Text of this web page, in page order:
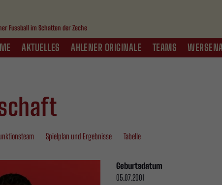
Fussball im Schatten der Zeche
AKTUELLES AHLENER ORIGINALE TEAMS
Spielplan und Ergebnisse Tabelle
Geburtsdatum
05.07.2001